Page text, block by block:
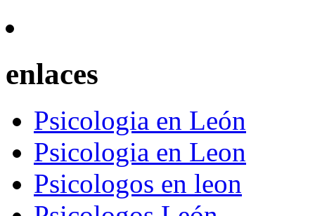
enlaces
Psicologia en León
Psicologia en Leon
Psicologos en leon